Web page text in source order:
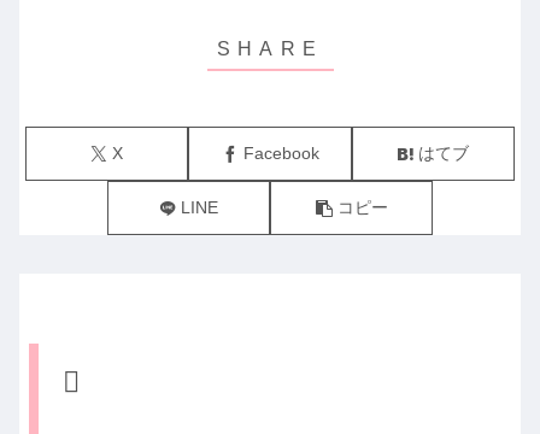
X Facebook はてブ
LINE コピー